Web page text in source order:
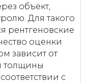
объект,
Для такого
рентгеновские
оценки
зависит от
толщины
с